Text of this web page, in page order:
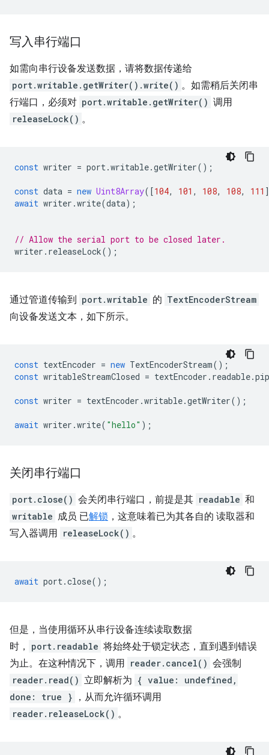
写入串行端口
如需向串行设备发送数据，请将数据传递给
port.writable.getWriter().write() 。如需稍后关闭串
行端口，必须对 port.writable.getWriter() 调用
releaseLock() 。
const writer = port.writable.getWriter();
const data = new Uint8Array([104, 101 , 108, 108, 111
await writer .write(data);
// Allow the serial port to be closed later.
writer . releaseLock();
通过管道传输到 port.writable 的 TextEncoderStream
向设备发送文本，如下所示。
const textEncoder = new TextEncoderStream();
const writableStreamClosed = textEncoder . readable.
const writer = textEncoder .writable.getWriter();
await writer .write( "hello" );
关闭串行端口
port.close() 会关闭串行端口，前提是其 readable 和
writable 成员 已解锁 ，这意味着已为其各自的 读取器和
写入器调用 releaseLock() 。
await port.close();
但是，当使用循环从串行设备连续读取数据
时，
port.readable 将始终处于锁定状态，直到遇到错误
为止。在这种情况下，调用 reader.cancel() 会强制
reader.read() 立即解析为 { value: undefined,
done: true }
，从而允许循环调用
reader.releaseLock() 。